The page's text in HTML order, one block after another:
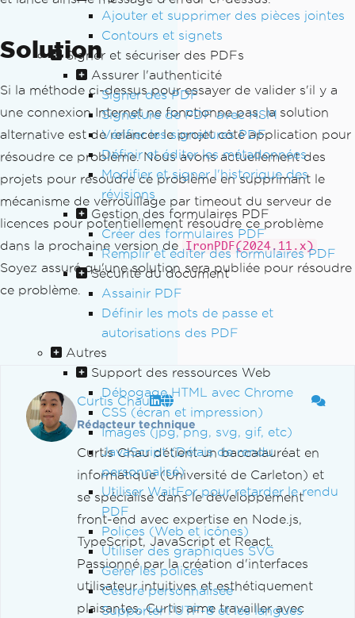
Ajouter et supprimer des pièces jointes
Contours et signets
Signer et sécuriser des PDFs
Assurer l'authenticité
Signer des PDF
Signature de PDF avec HSM
Vérifier les signatures PDF
Définir et éditer les métadonnées
Modifier et signer l'historique des
révisions
Gestion des formulaires PDF
Créer des formulaires PDF
Remplir et éditer des formulaires PDF
Sécurité du document
Assainir PDF
Définir les mots de passe et
autorisations des PDF
Autres
Support des ressources Web
Débogage HTML avec Chrome
CSS (écran et impression)
Images (jpg, png, svg, gif, etc)
JavaScript (Délais de rendu
personnalisé)
Utiliser WaitFor pour retarder le rendu
PDF
Polices (Web et icônes)
Utiliser des graphiques SVG
Gérer les polices
Césure personnalisée
Supporter l'UTF-8 et les langues
Solution
Si la méthode ci-dessus pour essayer de valider s'il y a
une connexion Internet ne fonctionne pas, la solution
alternative est de relancer le projet côté application pour
résoudre ce problème. Nous avons actuellement des
projets pour résoudre ce problème en supprimant le
mécanisme de verrouillage par timeout du serveur de
licences pour potentiellement résoudre ce problème
dans la prochaine version de
IronPDF(2024.11.x)
Soyez assuré qu'une solution sera publiée pour résoudre
ce problème.
Curtis Chau
Rédacteur technique
Curtis Chau détient un baccalauréat en
informatique (Université de Carleton) et
se spécialise dans le développement
front-end avec expertise en Node.js,
TypeScript, JavaScript et React.
Passionné par la création d'interfaces
utilisateur intuitives et esthétiquement
plaisantes, Curtis aime travailler avec